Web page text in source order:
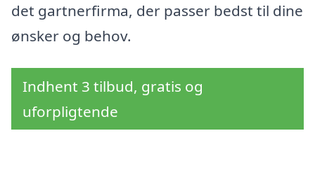
det gartnerfirma, der passer bedst til dine
ønsker og behov.
Indhent 3 tilbud, gratis og
uforpligtende